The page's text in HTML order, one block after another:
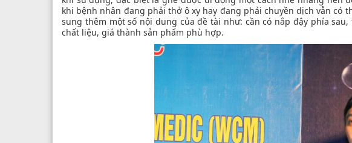
khi bệnh nhân đang phải thở ô xy hay đang phải chuyền dịch vẫn có
sung thêm một số nội dung của đề tài như: cần có nắp đậy phía
chất liệu, giá thành sản phẩm phù hợp.